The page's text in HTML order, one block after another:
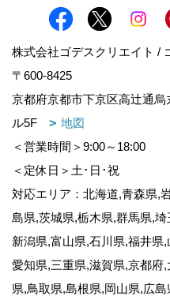
株式会社ゴデスクリエイト /
〒600-8425
京都府京都市下京区高辻通
ル5F
地図
＜営業時間＞9:00～18:00
＜定休日＞土･日･祝
対応エリア：北海道,青森県,
島県,茨城県,栃木県,群馬県,
新潟県,富山県,石川県,福井県
愛知県,三重県,滋賀県,京都府
県,鳥取県,島根県,岡山県,広